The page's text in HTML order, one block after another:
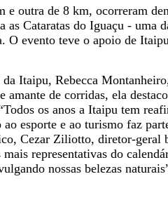
e outra de 8 km, ocorreram
Cataratas do Iguaçu - uma
O evento teve o apoio de
Itaipu, Rebecca
amante de corridas, ela
os anos a Itaipu tem
esporte e ao turismo faz
Cezar Ziliotto, diretor-geral
mais representativas do
nossas belezas